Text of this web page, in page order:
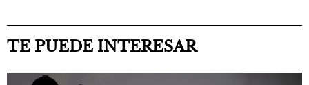
TE PUEDE INTERESAR